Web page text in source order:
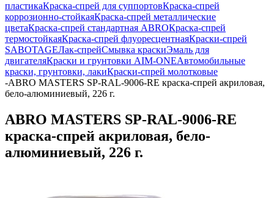
пластикаКраска-спрей для суппортовКраска-спрей
коррозионно-стойкаяКраска-спрей металлические
цветаКраска-спрей стандартная ABROКраска-спрей
термостойкаяКраска-спрей флуоресцентнаяКраски-спрей
SABOTAGEЛак-спрейСмывка краскиЭмаль для
двигателяКраски и грунтовки AIM-ONEАвтомобильные
краски, грунтовки, лакиКраски-спрей молотковые
-ABRO MASTERS SP-RAL-9006-RE краска-спрей акриловая,
бело-алюминиевый, 226 г.
ABRO MASTERS SP-RAL-9006-RE
краска-спрей акриловая, бело-
алюминиевый, 226 г.